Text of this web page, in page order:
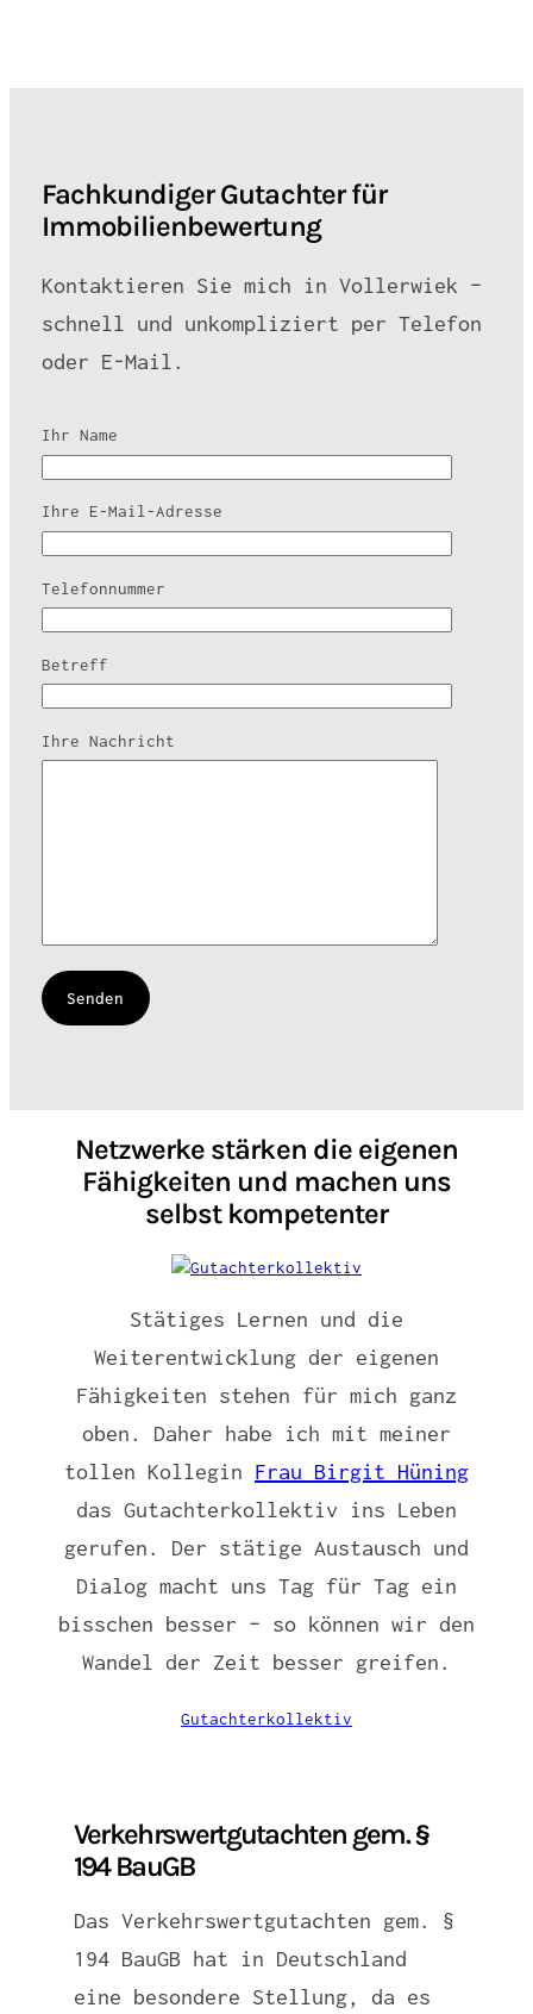
Fachkundiger Gutachter für
Immobilienbewertung
Kontaktieren Sie mich in Vollerwiek –
schnell und unkompliziert per Telefon
oder E-Mail.
Ihr Name
Ihre E-Mail-Adresse
Telefonnummer
Betreff
Ihre Nachricht
Netzwerke stärken die eigenen
Fähigkeiten und machen uns
selbst kompetenter
Stätiges Lernen und die
Weiterentwicklung der eigenen
Fähigkeiten stehen für mich ganz
oben. Daher habe ich mit meiner
tollen Kollegin Frau Birgit Hüning
das Gutachterkollektiv ins Leben
gerufen. Der stätige Austausch und
Dialog macht uns Tag für Tag ein
bisschen besser – so können wir den
Wandel der Zeit besser greifen.
Gutachterkollektiv
Verkehrswertgutachten gem. §
194 BauGB
Das Verkehrswertgutachten gem. §
194 BauGB hat in Deutschland
eine besondere Stellung, da es